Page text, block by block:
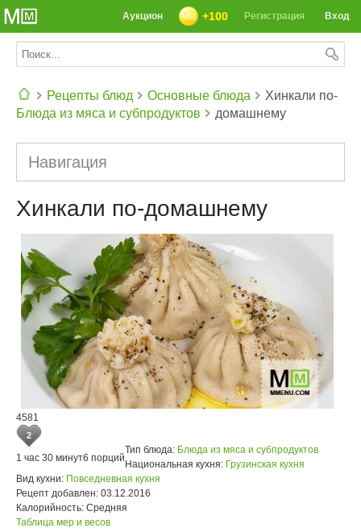
Вход
Регистрация
+100
Аукцион
Рецепты блюд
Основные блюда
Блюда из мяса и субпродуктов
Хинкали по-
домашнему
Навигация
Хинкали по-домашнему
4581
2
1 час 30 минут6 порций
Тип блюда: Блюда из мяса и субпродуктов
Национальная кухня: Грузинская кухня
Вид кухни: Повседневная кухня
Рецепт добавлен: 03.12.2016
Калорийность: Средняя
Таблица мер и весов